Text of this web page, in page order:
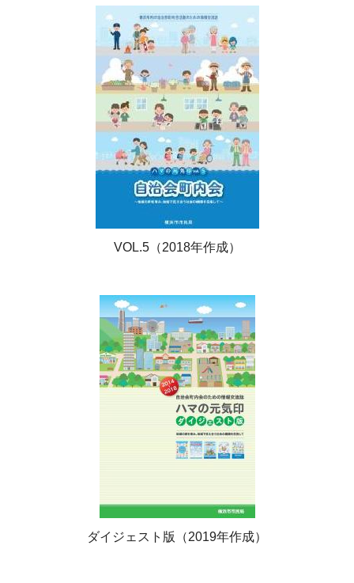
VOL.5（2018年作成）
ダイジェスト版（2019年作成）